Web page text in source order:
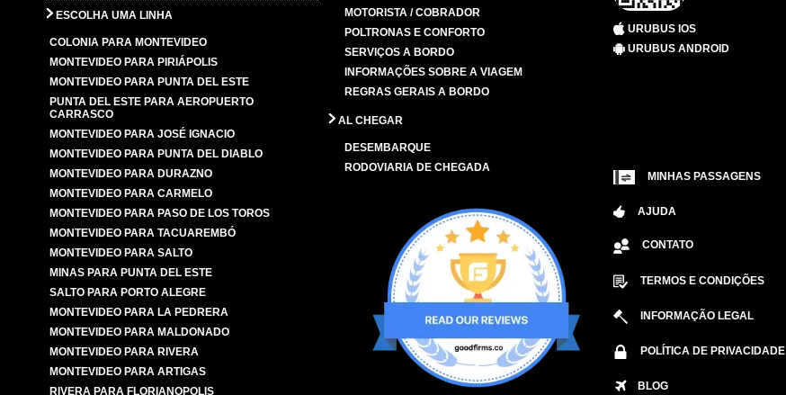
ESCOLHA UMA LINHA
COLONIA PARA MONTEVIDEO
MONTEVIDEO PARA PIRIÁPOLIS
MONTEVIDEO PARA PUNTA DEL ESTE
PUNTA DEL ESTE PARA AEROPUERTO
CARRASCO
MONTEVIDEO PARA JOSÉ IGNACIO
MONTEVIDEO PARA PUNTA DEL DIABLO
MONTEVIDEO PARA DURAZNO
MONTEVIDEO PARA CARMELO
MONTEVIDEO PARA PASO DE LOS TOROS
MONTEVIDEO PARA TACUAREMBÓ
MONTEVIDEO PARA SALTO
MINAS PARA PUNTA DEL ESTE
SALTO PARA PORTO ALEGRE
MONTEVIDEO PARA LA PEDRERA
MONTEVIDEO PARA MALDONADO
MONTEVIDEO PARA RIVERA
MONTEVIDEO PARA ARTIGAS
RIVERA PARA FLORIANOPOLIS
MOTORISTA / COBRADOR
POLTRONAS E CONFORTO
SERVIÇOS A BORDO
INFORMAÇÕES SOBRE A VIAGEM
REGRAS GERAIS A BORDO
AL CHEGAR
DESEMBARQUE
RODOVIARIA DE CHEGADA
URUBUS IOS
URUBUS ANDROID
MINHAS PASSAGENS
AJUDA
CONTATO
TERMOS E CONDIÇÕES
INFORMAÇÃO LEGAL
POLÍTICA DE PRIVACIDADE
BLOG